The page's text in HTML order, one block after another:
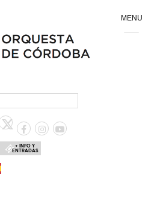
+ INFO Y
ENTRADAS
MENU